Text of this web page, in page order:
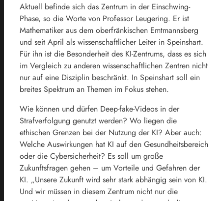
Aktuell befinde sich das Zentrum in der Einschwing-
Phase, so die Worte von Professor Leugering. Er ist
Mathematiker aus dem oberfränkischen Emtmannsberg
und seit April als wissenschaftlicher Leiter in Speinshart.
Für ihn ist die Besonderheit des KI-Zentrums, dass es sich
im Vergleich zu anderen wissenschaftlichen Zentren nicht
nur auf eine Disziplin beschränkt. In Speinshart soll ein
breites Spektrum an Themen im Fokus stehen.
Wie können und dürfen Deep-fake-Videos in der
Strafverfolgung genutzt werden? Wo liegen die
ethischen Grenzen bei der Nutzung der KI? Aber auch:
Welche Auswirkungen hat KI auf den Gesundheitsbereich
oder die Cybersicherheit? Es soll um große
Zukunftsfragen gehen – um Vorteile und Gefahren der
KI. „Unsere Zukunft wird sehr stark abhängig sein von KI.
Und wir müssen in diesem Zentrum nicht nur die